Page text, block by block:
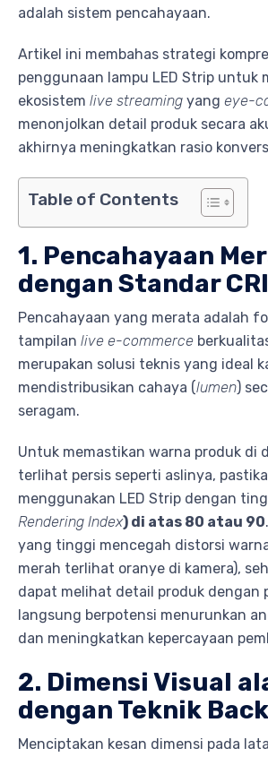
adalah sistem pencahayaan.
Artikel ini membahas strategi
penggunaan lampu LED Strip untuk
ekosistem live streaming yang eye-
menonjolkan detail produk secara
akhirnya meningkatkan rasio
Table of Contents
1. Pencahayaan
dengan Standar
Pencahayaan yang merata adalah
tampilan live e-commerce
merupakan solusi teknis yang ideal
mendistribusikan cahaya (lumen)
seragam.
Untuk memastikan warna produk di
terlihat persis seperti aslinya,
menggunakan LED Strip dengan
Rendering Index) di atas 80 atau 90
yang tinggi mencegah distorsi
merah terlihat oranye di kamera),
dapat melihat detail produk dengan
langsung berpotensi menurunkan
dan meningkatkan kepercayaan
2. Dimensi Visual
dengan Teknik
Menciptakan kesan dimensi pada